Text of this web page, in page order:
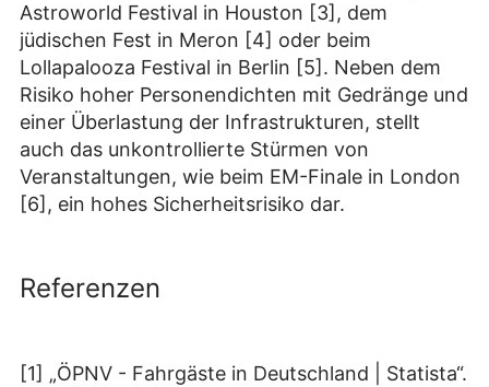
Astroworld Festival in Houston [3], dem
jüdischen Fest in Meron [4] oder beim
Lollapalooza Festival in Berlin [5]. Neben dem
Risiko hoher Personendichten mit Gedränge und
einer Überlastung der Infrastrukturen, stellt
auch das unkontrollierte Stürmen von
Veranstaltungen, wie beim EM-Finale in London
[6], ein hohes Sicherheitsrisiko dar.
Referenzen
[1] „ÖPNV - Fahrgäste in Deutschland | Statista“.